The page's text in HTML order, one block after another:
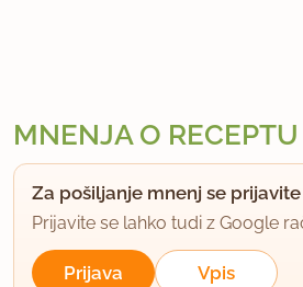
MNENJA O RECEPTU
Za pošiljanje mnenj se
Prijavite se lahko tudi z Google
Prijava Vpis